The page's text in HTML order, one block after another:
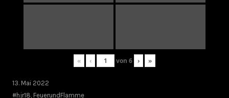
« ‹ von 6 › »
13. Mai 2022
#hjr18 FeuerundFlamme